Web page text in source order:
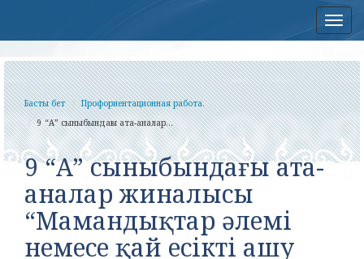
Басты бет
Профориентационная работа.
9 “А” сыныбындағы ата-аналар...
9 “А” сыныбындағы ата-
аналар жиналысы
“Мамандықтар әлемі
немесе қай есікті ашу